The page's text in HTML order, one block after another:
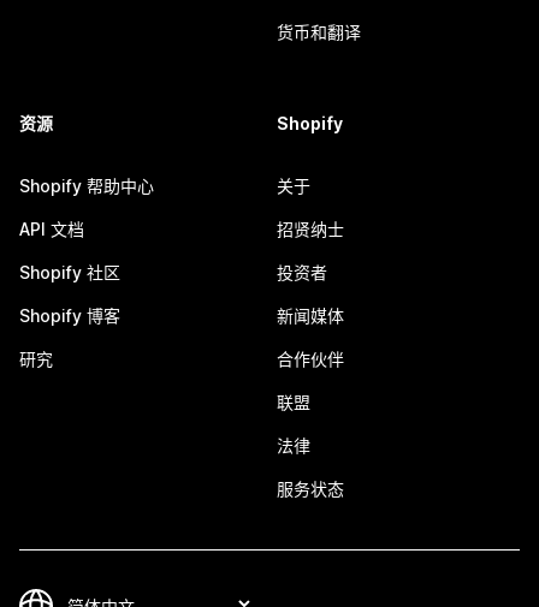
货币和翻译
资源
Shopify 帮助中心
API 文档
Shopify 社区
Shopify 博客
研究
Shopify
关于
招贤纳士
投资者
新闻媒体
合作伙伴
联盟
法律
服务状态